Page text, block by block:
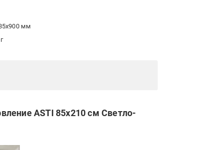
мм
ASTI 85x210 см Светло-